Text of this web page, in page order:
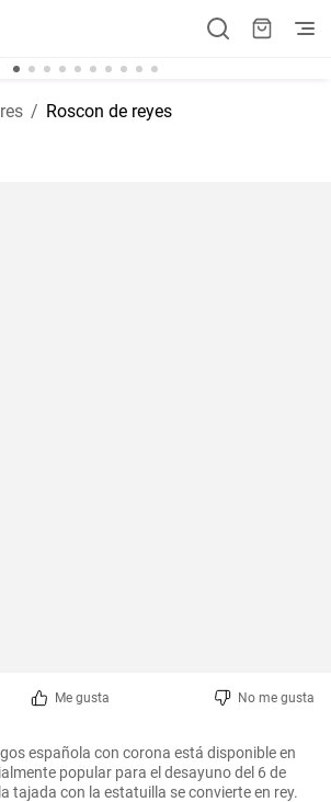
Roscon de reyes
Me gusta No me gusta
española con corona está disponible en
popular para el desayuno del 6 de
tajada con la estatuilla se convierte en rey.